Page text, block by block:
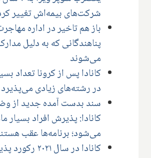
شرکت‌های بیمه‌اش تغییر
باز هم تاخیر در اداره
پناهندگانی که به دلیل
می‌شوند
کانادا پس از کرونا تعداد
در رشته‌های زیادی می‌پذیرد
سند بدست آمده جدید از
کانادا: پذیرش افراد بسیار
می‌شود؛ برنامه‌ها عقب
کانادا در سال